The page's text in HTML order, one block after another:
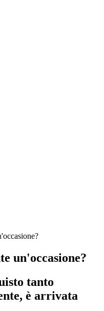
un'occasione?
tanto
è arrivata